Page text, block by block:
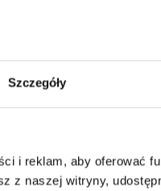
Szczegóły
i reklam, aby oferować
z naszej witryny,